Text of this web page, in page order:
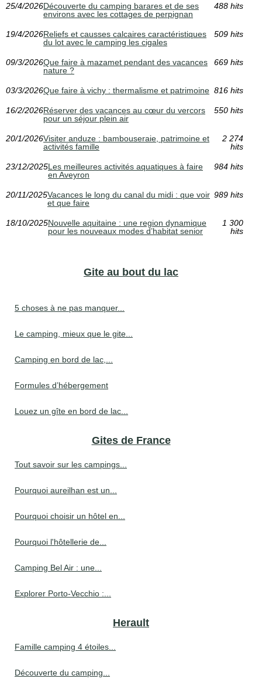
25/4/2026Découverte du camping barares et de ses
environs avec les cottages de perpignan
488 hits
19/4/2026Reliefs et causses calcaires caractéristiques
du lot avec le camping les cigales
509 hits
09/3/2026Que faire à mazamet pendant des vacances
nature ?
669 hits
03/3/2026Que faire à vichy : thermalisme et patrimoine 816 hits
16/2/2026Réserver des vacances au cœur du vercors
pour un séjour plein air
550 hits
20/1/2026Visiter anduze : bambouseraie, patrimoine et
activités famille
2 274
hits
23/12/2025Les meilleures activités aquatiques à faire
en Aveyron
984 hits
20/11/2025Vacances le long du canal du midi : que voir
et que faire
989 hits
18/10/2025Nouvelle aquitaine : une region dynamique
pour les nouveaux modes d’habitat senior
1 300
hits
Gite au bout du lac
5 choses à ne pas manquer...
Le camping, mieux que le gite...
Camping en bord de lac,...
Formules d’hébergement
Louez un gîte en bord de lac...
Gites de France
Tout savoir sur les campings...
Pourquoi aureilhan est un...
Pourquoi choisir un hôtel en...
Pourquoi l'hôtellerie de...
Camping Bel Air : une...
Explorer Porto-Vecchio :...
Herault
Famille camping 4 étoiles...
Découverte du camping...